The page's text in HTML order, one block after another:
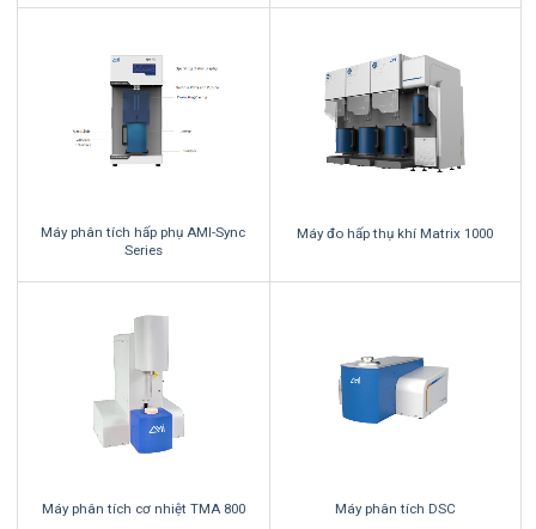
Máy phân tích hấp phụ AMI-Sync
Series
Máy đo hấp thụ khí Matrix 1000
Máy phân tích cơ nhiệt TMA 800 Máy phân tích DSC